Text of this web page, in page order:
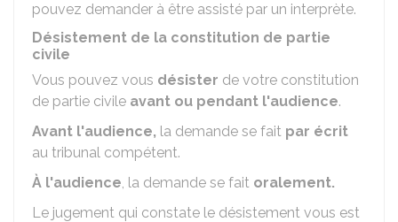
pouvez demander à être assisté par un interprète.
Désistement de la constitution de partie
civile
Vous pouvez vous désister de votre constitution
de partie civile avant ou pendant l'audience.
Avant l'audience, la demande se fait par écrit
au tribunal compétent.
À l'audience, la demande se fait oralement.
Le jugement qui constate le désistement vous est